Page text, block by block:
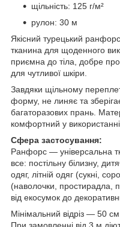
щільність: 125 г/м²
рулон: 30 м
Якісний турецький
тканина для щоденного
приємна до тіла, добре
для чутливої шкіри.
Завдяки щільному
форму, не линяє та
багаторазових прань.
комфортний у використанні.
Сфера застосування:
Ранфорс — універсальна
все: постільну білизну,
одяг, літній одяг (сукні,
(наволочки, простирадла,
від екосумок до
Мінімальний відріз — 50 см.
При замовленні від 3 м